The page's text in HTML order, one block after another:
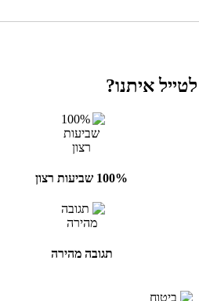
איתנו?
100% שביעות רצון
תגובה מהירה